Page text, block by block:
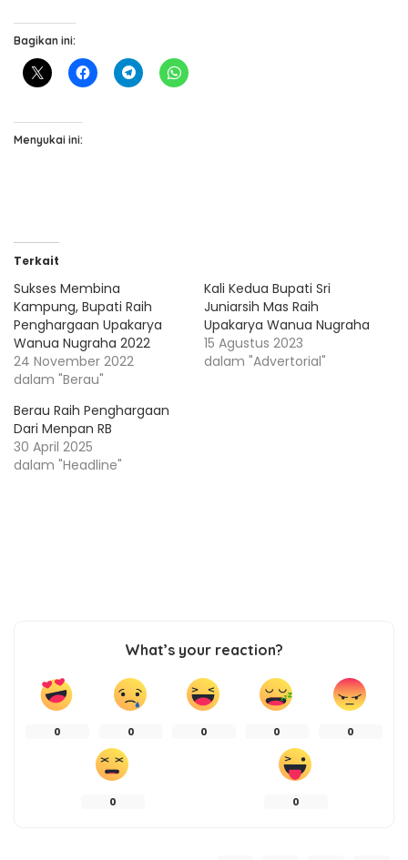
Bagikan ini:
Menyukai ini:
Terkait
Sukses Membina
Kampung, Bupati Raih
Penghargaan Upakarya
Wanua Nugraha 2022
24 November 2022
dalam "Berau"
Kali Kedua Bupati Sri
Juniarsih Mas Raih
Upakarya Wanua Nugraha
15 Agustus 2023
dalam "Advertorial"
Berau Raih Penghargaan
Dari Menpan RB
30 April 2025
dalam "Headline"
What’s your reaction?
0 0 0 0 0
0 0